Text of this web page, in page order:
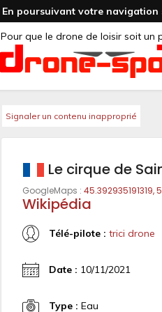
En poursuivant votre navigation
Pour que le drone de loisir soit un
Signaler un contenu inapproprié
Le cirque de
GoogleMaps : 45.392935191319,
Wikipédia
Télé-pilote : trici drone
Date : 10/11/2021
Type : Eau